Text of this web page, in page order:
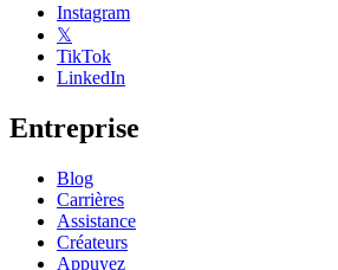
Instagram
𝕏
TikTok
LinkedIn
Entreprise
Blog
Carrières
Assistance
Créateurs
Appuyez